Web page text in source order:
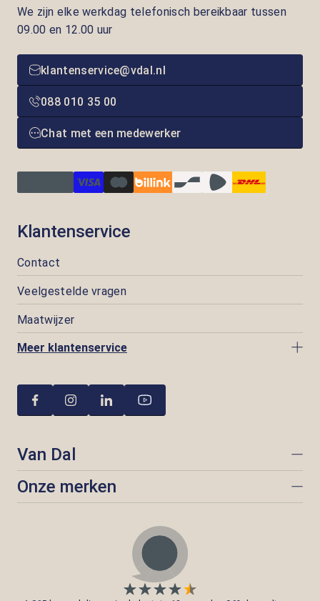
We zijn elke werkdag telefonisch bereikbaar tussen
09.00 en 12.00 uur
klantenservice@vdal.nl
088 010 35 00
Chat met een medewerker
Klantenservice
Contact
Veelgestelde vragen
Maatwijzer
Meer klantenservice
Van Dal
Onze merken